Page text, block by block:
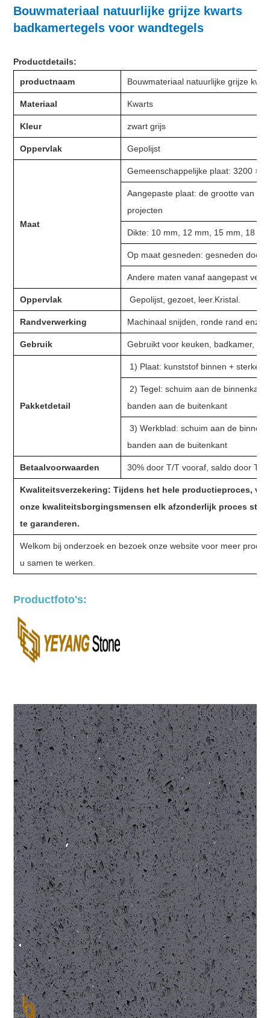
Bouwmateriaal natuurlijke grijze kwarts
badkamertegels voor wandtegels
Productdetails:
productnaam Bouwmateriaal natuurlijke grijze
Materiaal Kwarts
Kleur zwart grijs
Oppervlak Gepolijst
Maat
Gemeenschappelijke plaat: 3200 ×
Aangepaste plaat: de grootte van
projecten
Dikte: 10 mm, 12 mm, 15 mm, 18
Op maat gesneden: gesneden door
Andere maten vanaf aangepast
Oppervlak Gepolijst, gezoet, leer.Kristal.
Randverwerking Machinaal snijden, ronde rand enz
Gebruik Gebruikt voor keuken, badkamer,
Pakketdetail
1) Plaat: kunststof binnen + sterke
2) Tegel: schuim aan de
banden aan de buitenkant
3) Werkblad: schuim aan de
banden aan de buitenkant
Betaalvoorwaarden 30% door T/T vooraf, saldo door T/T
Kwaliteitsverzekering:Tijdens het hele productieproces,
onze kwaliteitsborgingsmensen elk afzonderlijk proces
te garanderen.
Welkom bij onderzoek en bezoek onze website voor meer
u samen te werken.
Productfoto's: